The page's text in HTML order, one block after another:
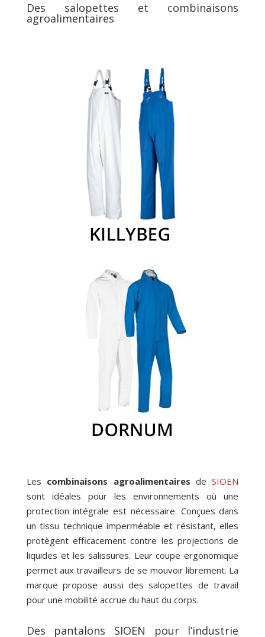
Des salopettes et combinaisons
agroalimentaires
Les combinaisons agroalimentaires deSIOEN
sont idéales pour les environnements où une
protection intégrale est nécessaire. Conçues dans
un tissu technique imperméable et résistant, elles
protègent efficacement contre les projections de
liquides et les salissures. Leur coupe ergonomique
permet aux travailleurs de se mouvoir librement. La
marque propose aussi des salopettes de travail
pour une mobilité accrue du haut du corps.
Des pantalons SIOEN pour l’industrie